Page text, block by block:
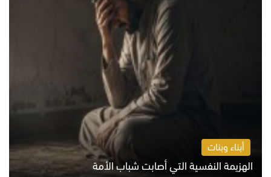
أبناء وبنات
الهزيمة النفسية التي أصابت شباب الأمة